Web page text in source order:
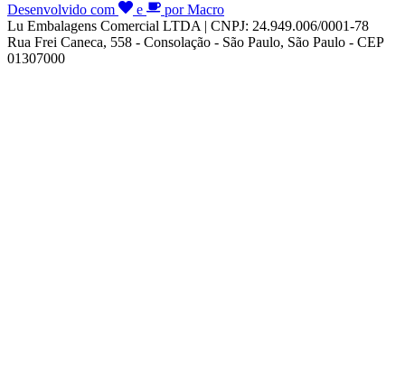
Desenvolvido com
e
por Macro
Lu Embalagens Comercial LTDA | CNPJ: 24.949.006/0001-78
Rua Frei Caneca, 558 - Consolação - São Paulo, São Paulo - CEP
01307000